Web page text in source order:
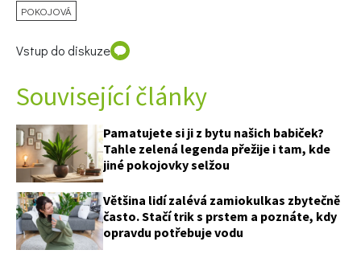
POKOJOVÁ
Vstup do diskuze
Související články
Pamatujete si ji z bytu našich babiček?
Tahle zelená legenda přežije i tam, kde
jiné pokojovky selžou
Většina lidí zalévá zamiokulkas zbytečně
často. Stačí trik s prstem a poznáte, kdy
opravdu potřebuje vodu